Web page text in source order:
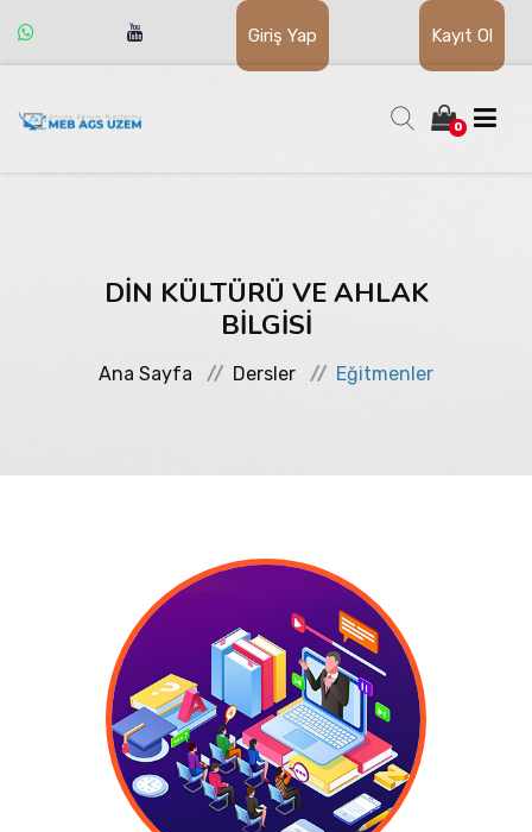
Giriş Yap Kayıt Ol
0
EĞİTİM İÇERİKLERİ
İLETİŞİM
DİN KÜLTÜRÜ VE AHLAK
BİLGİSİ
Ana Sayfa Dersler Eğitmenler